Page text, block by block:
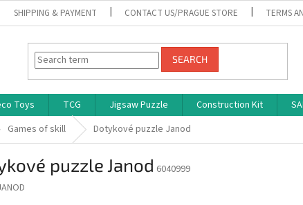
SHIPPING & PAYMENT CONTACT US/PRAGUE STORE TERMS
SEARCH
Toys TCG Jigsaw Puzzle Construction Kit
Games of skill Dotykové puzzle Janod
puzzle Janod 6040999